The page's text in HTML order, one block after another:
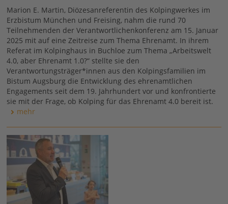
Marion E. Martin, Diözesanreferentin des Kolpingwerkes im
Erzbistum München und Freising, nahm die rund 70
Teilnehmenden der Verantwortlichenkonferenz am 15. Januar
2025 mit auf eine Zeitreise zum Thema Ehrenamt. In ihrem
Referat im Kolpinghaus in Buchloe zum Thema „Arbeitswelt
4.0, aber Ehrenamt 1.0?“ stellte sie den
Verantwortungsträger*innen aus den Kolpingsfamilien im
Bistum Augsburg die Entwicklung des ehrenamtlichen
Engagements seit dem 19. Jahrhundert vor und konfrontierte
sie mit der Frage, ob Kolping für das Ehrenamt 4.0 bereit ist.
mehr